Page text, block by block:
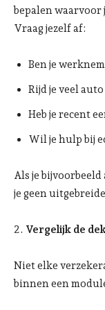
bepalen
Vraag jezelf af:
Ben je
Rijd je veel
Heb je recent
Wil je hulp bij
Als je
je geen
2. Vergelijk de
Niet elke
binnen een